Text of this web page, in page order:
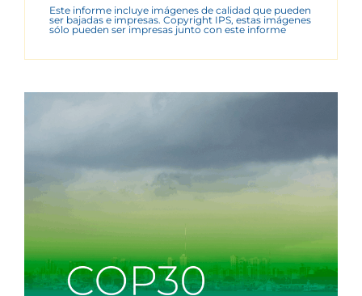
Este informe incluye imágenes de calidad que pueden
ser bajadas e impresas. Copyright IPS, estas imágenes
sólo pueden ser impresas junto con este informe